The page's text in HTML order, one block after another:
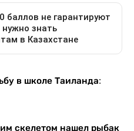
в школе Таиланда:
скелетом нашел рыбак